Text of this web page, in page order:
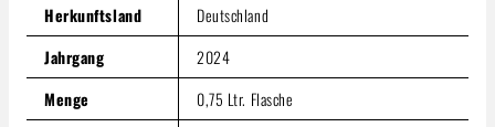
Herkunftsland
Deutschland
Jahrgang
2024
Menge
0,75 Ltr. Flasche